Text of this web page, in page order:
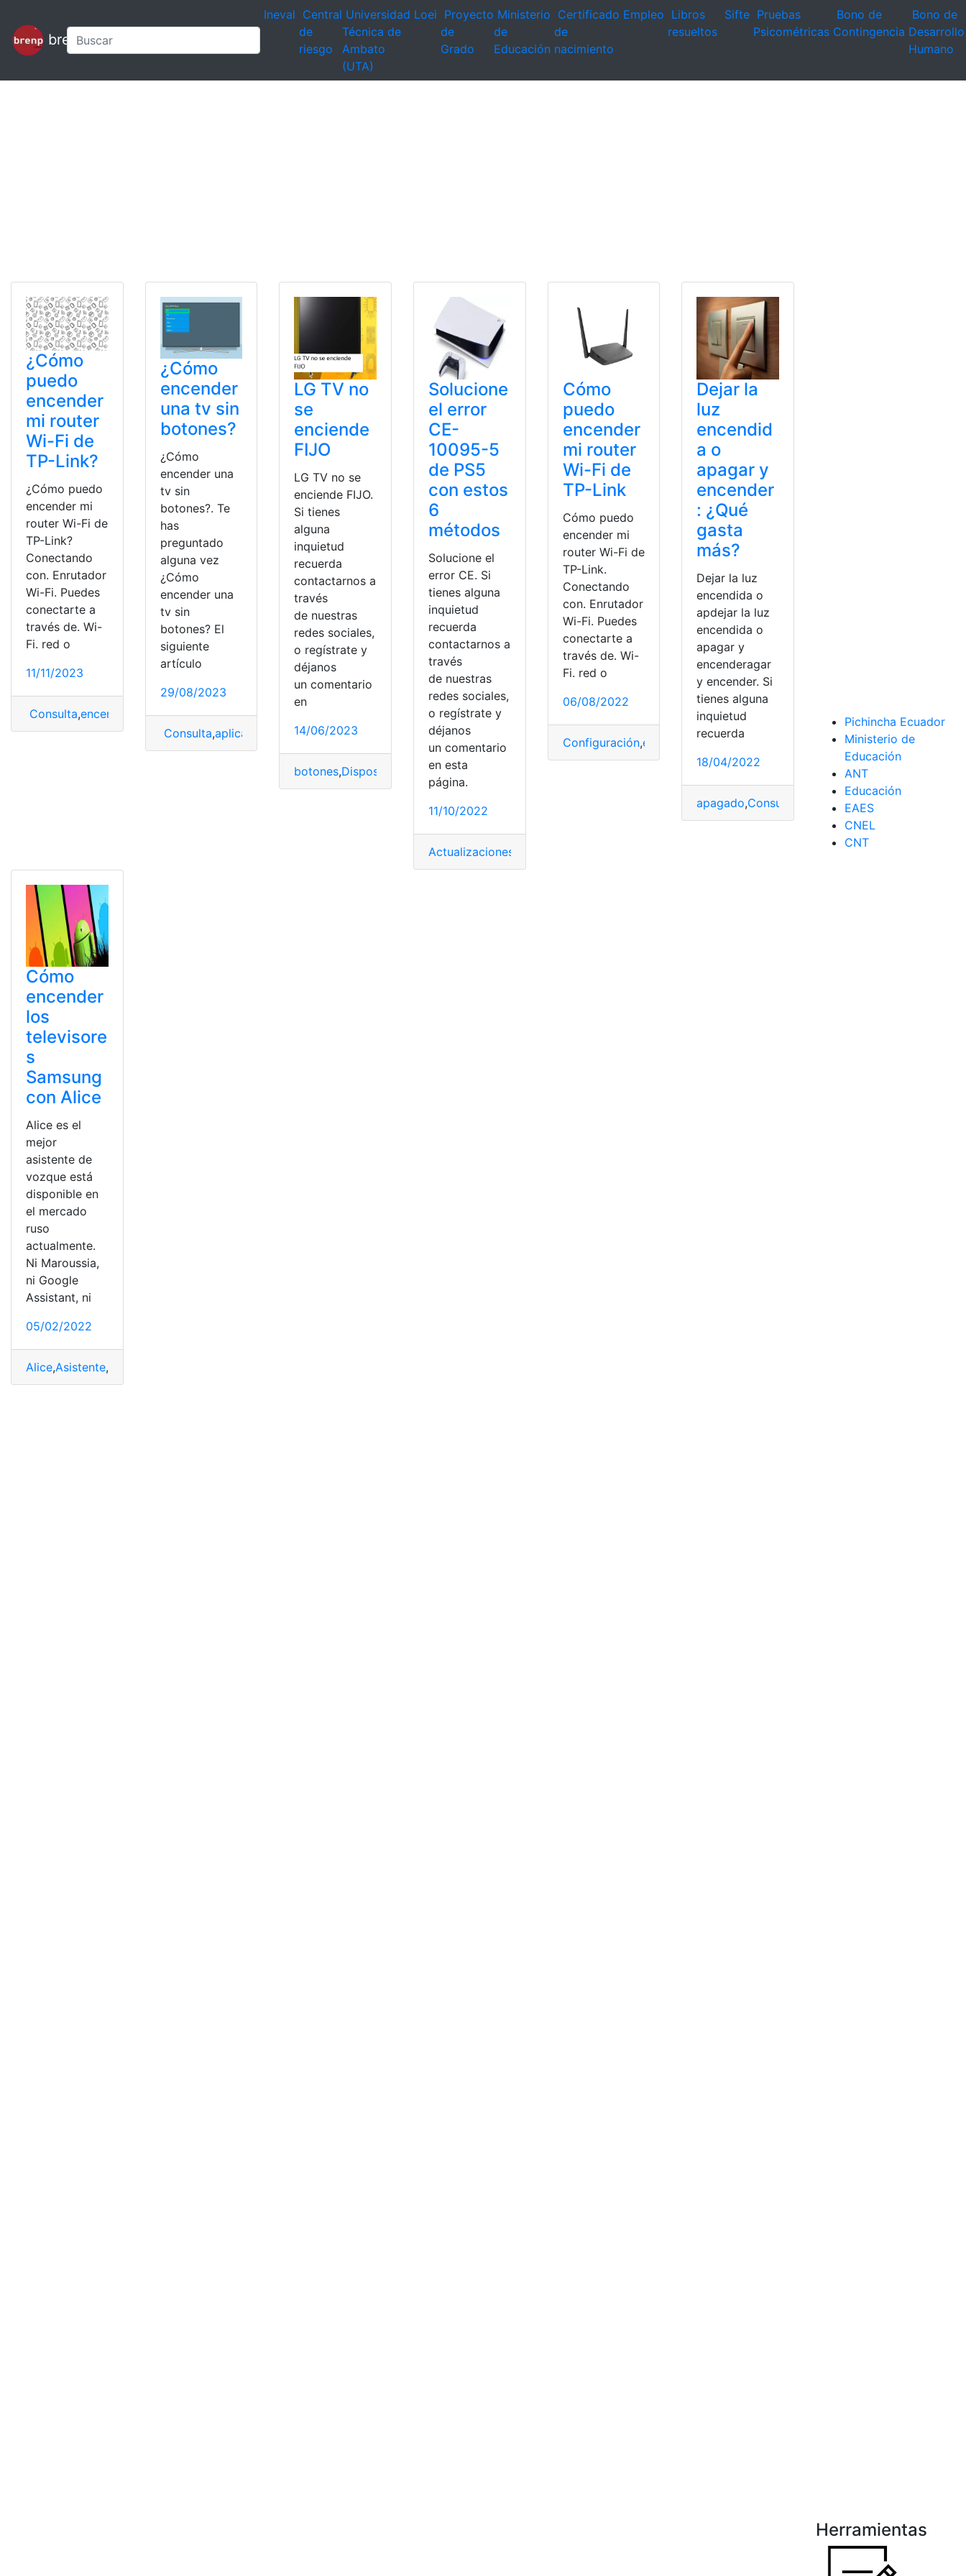
brenp
Ineval Central
de
riesgo
Universidad
Técnica de
Ambato
(UTA)
Loei Proyecto
de
Grado
Ministerio
de
Educación
Certificado
de
nacimiento
Empleo Libros
resueltos
Sifte Pruebas
Psicométricas
Bono de
Contingencia
Bono de
Desarrollo
Humano
¿Cómo
puedo
encender
mi router
Wi-Fi de
TP-Link?
¿Cómo puedo
encender mi
router Wi-Fi de
TP-Link?
Conectando
con. Enrutador
Wi-Fi. Puedes
conectarte a
través de. Wi-
Fi. red o
11/11/2023
Consulta,encender Router,TP-Link,wifi
¿Cómo
encender
una tv sin
botones?
¿Cómo
encender una
tv sin
botones?. Te
has
preguntado
alguna vez
¿Cómo
encender una
tv sin
botones? El
siguiente
artículo
29/08/2023
Consulta,aplicaciones botones,encender
LG TV no
se
enciende
FIJO
LG TV no se
enciende FIJO.
Si tienes
alguna
inquietud
recuerda
contactarnos a
través
de nuestras
redes sociales,
o regístrate y
déjanos
un comentario
en
14/06/2023
botones,Dispositivos encender,remotos
Solucione
el error
CE-
10095-5
de PS5
con estos
6
métodos
Solucione el
error CE. Si
tienes alguna
inquietud
recuerda
contactarnos a
través
de nuestras
redes sociales,
o regístrate y
déjanos
un comentario
en esta
página.
11/10/2022
Actualizaciones Configuración
Cómo
puedo
encender
mi router
Wi-Fi de
TP-Link
Cómo puedo
encender mi
router Wi-Fi de
TP-Link.
Conectando
con. Enrutador
Wi-Fi. Puedes
conectarte a
través de. Wi-
Fi. red o
06/08/2022
Configuración,encender Enrutador
Dejar la
luz
encendid
a o
apagar y
encender
: ¿Qué
gasta
más?
Dejar la luz
encendida o
apdejar la luz
encendida o
apagar y
encenderagar
y encender. Si
tienes alguna
inquietud
recuerda
18/04/2022
apagado,Consumo encender ,Gastos
Cómo
encender
los
televisore
s
Samsung
con Alice
Alice es el
mejor
asistente de
vozque está
disponible en
el mercado
ruso
actualmente.
Ni Maroussia,
ni Google
Assistant, ni
05/02/2022
Alice,Asistente,
Pichincha Ecuador
Ministerio de
Educación
ANT
Educación
EAES
CNEL
CNT
Herramientas